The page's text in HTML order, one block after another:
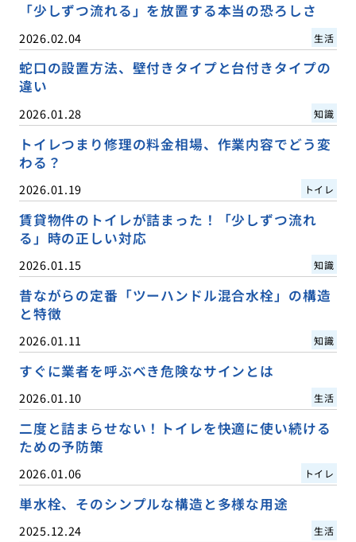
「少しずつ流れる」を放置する本当の恐ろしさ
2026.02.04 生活
蛇口の設置方法、壁付きタイプと台付きタイプの
違い
2026.01.28 知識
トイレつまり修理の料金相場、作業内容でどう変
わる？
2026.01.19 トイレ
賃貸物件のトイレが詰まった！「少しずつ流れ
る」時の正しい対応
2026.01.15 知識
昔ながらの定番「ツーハンドル混合水栓」の構造
と特徴
2026.01.11 知識
すぐに業者を呼ぶべき危険なサインとは
2026.01.10 生活
二度と詰まらせない！トイレを快適に使い続ける
ための予防策
2026.01.06 トイレ
単水栓、そのシンプルな構造と多様な用途
2025.12.24 生活